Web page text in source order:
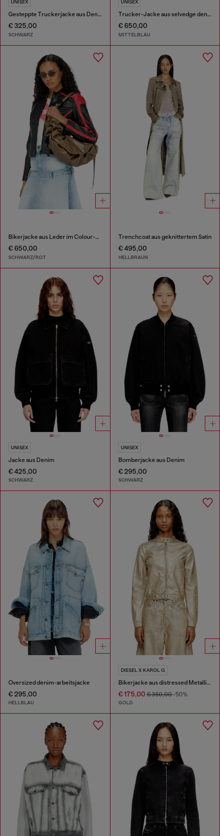
UNISEX
Gesteppte Truckerjacke aus Denim
€ 325,00
SCHWARZ
UNISEX
Trucker-Jacke aus selvedge denim
€ 650,00
MITTELBLAU
Bikerjacke aus Leder im Colour-Block-Design
€ 650,00
SCHWARZ/ROT
Trenchcoat aus geknittertem Satin
€ 495,00
HELLBRAUN
UNISEX
Jacke aus Denim
€ 425,00
SCHWARZ
UNISEX
Bomberjacke aus Denim
€ 295,00
SCHWARZ
Oversized denim-arbeitsjacke
€ 295,00
HELLBLAU
DIESEL X KAROL G
Bikerjacke aus distressed Metallic-Denim
€ 175,00€ 350,00-50%
GOLD